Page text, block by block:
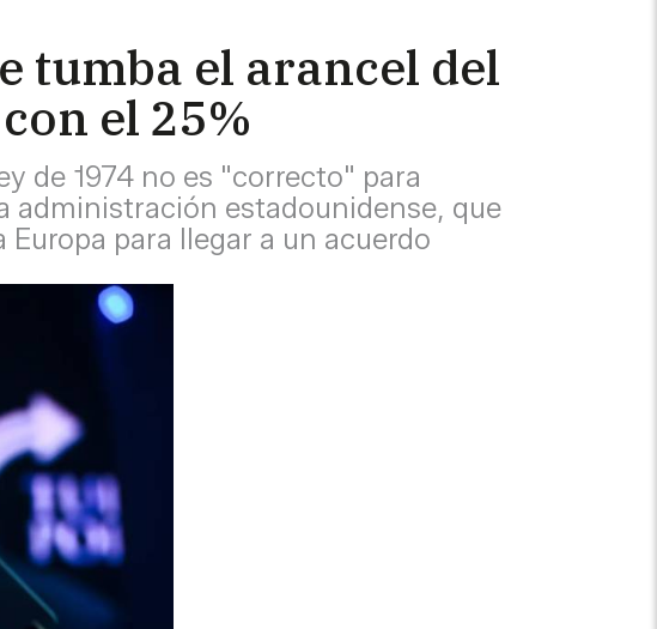
tumba el arancel del
el 25%
de 1974 no es "correcto" para
administración estadounidense, que
para llegar a un acuerdo